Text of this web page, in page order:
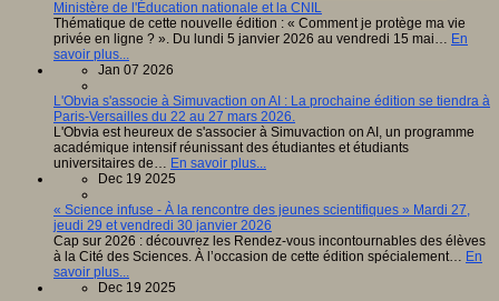
Ministère de l'Éducation nationale et la CNIL
Thématique de cette nouvelle édition : « Comment je protège ma vie
privée en ligne ? ». Du lundi 5 janvier 2026 au vendredi 15 mai… En
savoir plus...
Jan 07 2026
L'Obvia s'associe à Simuvaction on AI : La prochaine édition se tiendra à
Paris-Versailles du 22 au 27 mars 2026.
L'Obvia est heureux de s'associer à Simuvaction on AI, un programme
académique intensif réunissant des étudiantes et étudiants
universitaires de… En savoir plus...
Dec 19 2025
« Science infuse - À la rencontre des jeunes scientifiques » Mardi 27,
jeudi 29 et vendredi 30 janvier 2026
Cap sur 2026 : découvrez les Rendez-vous incontournables des élèves
à la Cité des Sciences. À l’occasion de cette édition spécialement… En
savoir plus...
Dec 19 2025